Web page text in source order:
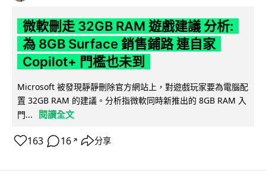
微軟刪走 32GB RAM 遊戲建議 分析:
為 8GB Surface 銷售鋪路 連自家
Copilot+ 門檻也未到
Microsoft 被發現靜靜刪除官方網站上，對遊戲玩家要為電腦配
置 32GB RAM 的建議。分析指微軟同時新推出的 8GB RAM 入
門...
閱讀全文
163 16 ↗ 分享